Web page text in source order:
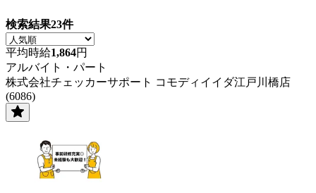
検索結果23件
平均時給1,864円
アルバイト・パート
株式会社チェッカーサポート コモディイイダ江戸川橋店
(6086)